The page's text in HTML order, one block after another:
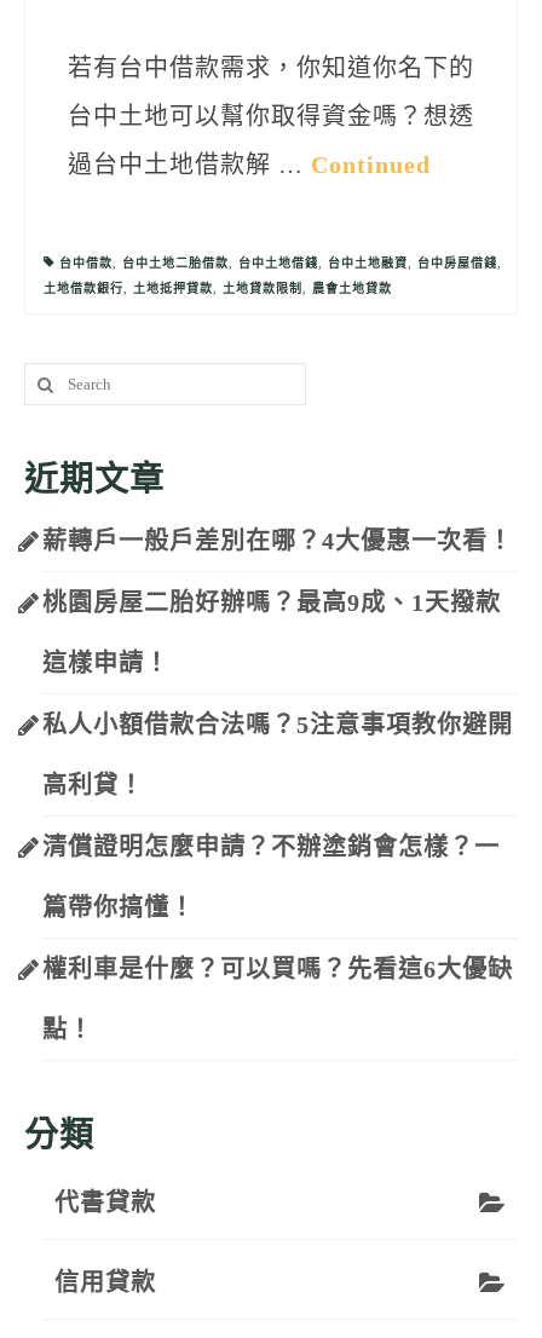
若有台中借款需求，你知道你名下的
台中土地可以幫你取得資金嗎？想透
過台中土地借款解 … Continued
台中借款, 台中土地二胎借款, 台中土地借錢, 台中土地融資, 台中房屋借錢,
土地借款銀行, 土地抵押貸款, 土地貸款限制 , 農會土地貸款
Search
for:
近期文章
薪轉戶一般戶差別在哪？4大優惠一次看！
桃園房屋二胎好辦嗎？最高9成、1天撥款
這樣申請！
私人小額借款合法嗎？5注意事項教你避開
高利貸！
清償證明怎麼申請？不辦塗銷會怎樣？一
篇帶你搞懂！
權利車是什麼？可以買嗎？先看這6大優缺
點！
分類
代書貸款
信用貸款